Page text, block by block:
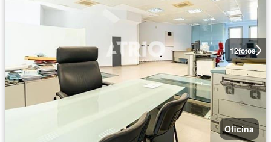
12fotos
Oficina